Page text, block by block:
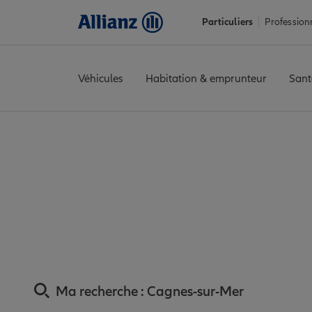
Particuliers
Véhicules Habitation & emprunteur
Ma recherche : Cagnes-sur-Mer